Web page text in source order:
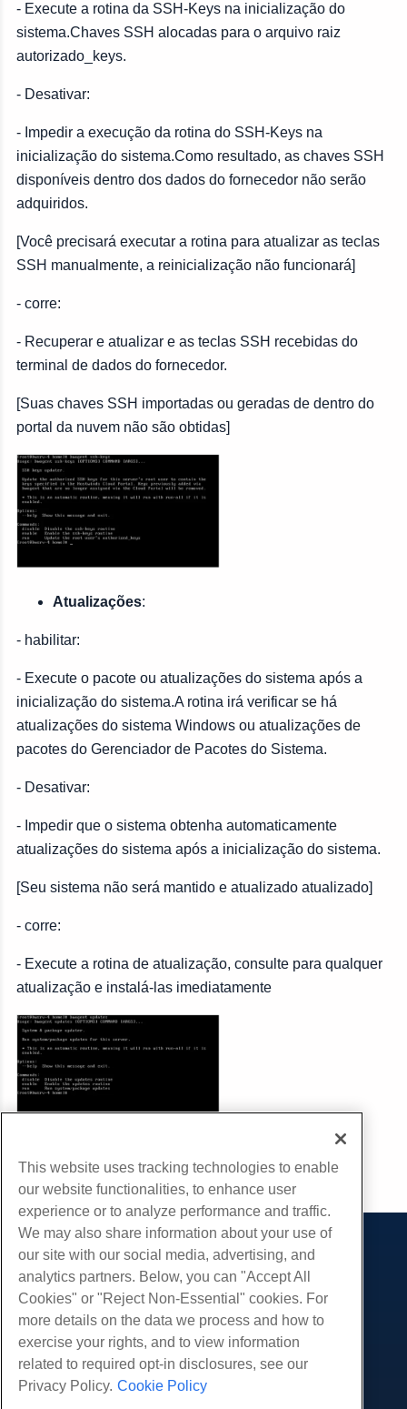
- Execute a rotina da SSH-Keys na inicialização do
sistema.Chaves SSH alocadas para o arquivo raiz
autorizado_keys.
- Desativar:
- Impedir a execução da rotina do SSH-Keys na
inicialização do sistema.Como resultado, as chaves SSH
disponíveis dentro dos dados do fornecedor não serão
adquiridos.
[Você precisará executar a rotina para atualizar as teclas
SSH manualmente, a reinicialização não funcionará]
- corre:
- Recuperar e atualizar e as teclas SSH recebidas do
terminal de dados do fornecedor.
[Suas chaves SSH importadas ou geradas de dentro do
portal da nuvem não são obtidas]
Atualizações:
- habilitar:
- Execute o pacote ou atualizações do sistema após a
inicialização do sistema.A rotina irá verificar se há
atualizações do sistema Windows ou atualizações de
pacotes do Gerenciador de Pacotes do Sistema.
- Desativar:
- Impedir que o sistema obtenha automaticamente
atualizações do sistema após a inicialização do sistema.
[Seu sistema não será mantido e atualizado atualizado]
- corre:
- Execute a rotina de atualização, consulte para qualquer
atualização e instalá-las imediatamente
cópia de URL
Produtos
Hospedagem na web
Hospedagem Empresarial
Revendedor com etiqueta em branco
Linux gerenciado VPS
Serviços
Migrações de sites
Comunidade
Documentação do Produto
Tutoriais
Companhia
Sobre nós
This website uses tracking technologies to enable
our website functionalities, to enhance user
experience or to analyze performance and traffic.
We may also share information about your use of
our site with our social media, advertising, and
analytics partners. Below, you can "Accept All
Cookies" or "Reject Non-Essential" cookies. For
more details on the data we process and how to
exercise your rights, and to view information
related to required opt-in disclosures, see our
Privacy Policy. Cookie Policy